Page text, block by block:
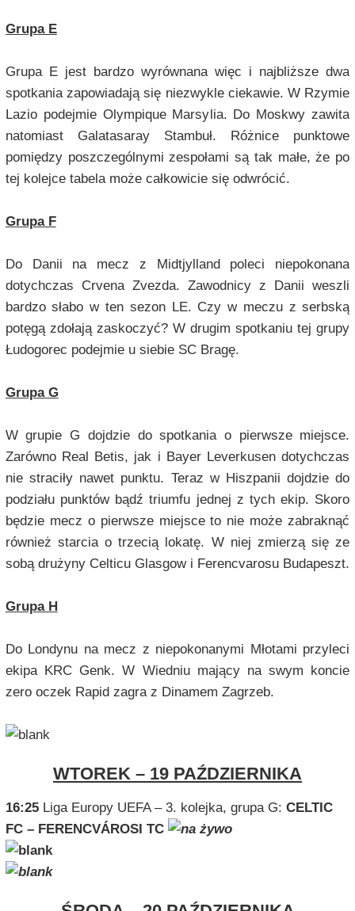
Grupa E
Grupa E jest bardzo wyrównana więc i najbliższe dwa
spotkania zapowiadają się niezwykle ciekawie. W Rzymie
Lazio podejmie Olympique Marsylia. Do Moskwy zawita
natomiast Galatasaray Stambuł. Różnice punktowe
pomiędzy poszczególnymi zespołami są tak małe, że po
tej kolejce tabela może całkowicie się odwrócić.
Grupa F
Do Danii na mecz z Midtjylland poleci niepokonana
dotychczas Crvena Zvezda. Zawodnicy z Danii weszli
bardzo słabo w ten sezon LE. Czy w meczu z serbską
potęgą zdołają zaskoczyć? W drugim spotkaniu tej grupy
Łudogorec podejmie u siebie SC Bragę.
Grupa G
W grupie G dojdzie do spotkania o pierwsze miejsce.
Zarówno Real Betis, jak i Bayer Leverkusen dotychczas
nie straciły nawet punktu. Teraz w Hiszpanii dojdzie do
podziału punktów bądź triumfu jednej z tych ekip. Skoro
będzie mecz o pierwsze miejsce to nie może zabraknąć
również starcia o trzecią lokatę. W niej zmierzą się ze
sobą drużyny Celticu Glasgow i FerencvarosuBudapeszt.
Grupa H
Do Londynu na mecz z niepokonanymi Młotami przyleci
ekipa KRC Genk. W Wiedniu mający na swym koncie
zero oczek Rapid zagra z Dinamem Zagrzeb.
WTOREK – 19 PAŹDZIERNIKA
16:25 Liga Europy UEFA – 3. kolejka, grupa G: CELTIC
FC – FERENCVÁROSI TC